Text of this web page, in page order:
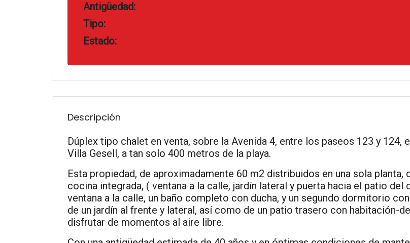
Antigüedad:
Tipo:
Estado:
Descripción
Dúplex tipo chalet en venta, sobre la Avenida 4, entre los paseos 123 y 124,
Villa Gesell, a tan solo 400 metros de la playa.
Esta propiedad, de aproximadamente 60 m2 distribuidos en una sola
cocina integrada, ( ventana a la calle, jardín lateral y puerta hacia el patio
ventana a la calle, un baño completo con ducha, y un segundo dormitorio
de un jardín al frente y lateral, así como de un patio trasero con habitación-
disfrutar de momentos al aire libre.